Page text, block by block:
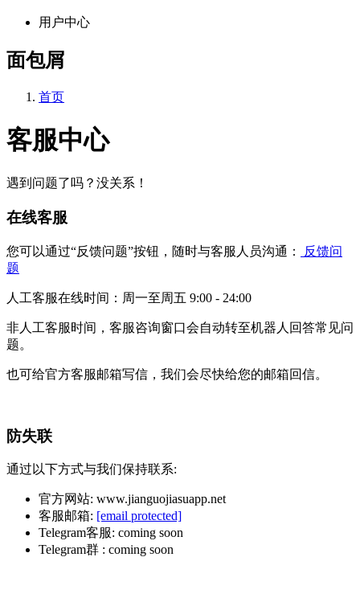
用户中心
面包屑
首页
客服中心
遇到问题了吗？没关系！
在线客服
您可以通过“反馈问题”按钮，随时与客服人员沟通：
反馈问
题
人工客服在线时间：周一至周五 9:00 - 24:00
非人工客服时间，客服咨询窗口会自动转至机器人回答常见问
题。
也可给官方客服邮箱写信，我们会尽快给您的邮箱回信。
防失联
通过以下方式与我们保持联系:
官方网站: www.jianguojiasuapp.net
客服邮箱: [email protected]
Telegram客服: coming soon
Telegram群 : coming soon